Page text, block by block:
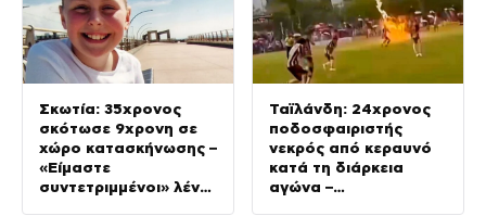
Σκωτία: 35χρονος
σκότωσε 9χρονη σε
χώρο κατασκήνωσης –
«Είμαστε
συντετριμμένοι» λένε
Ταϊλάνδη: 24χρονος
ποδοσφαιριστής
νεκρός από κεραυνό
κατά τη διάρκεια
αγώνα –